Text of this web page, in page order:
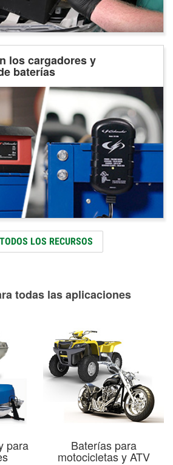
los cargadores y
baterías
LOS RECURSOS
todas las aplicaciones
para Baterías para
motocicletas y ATV